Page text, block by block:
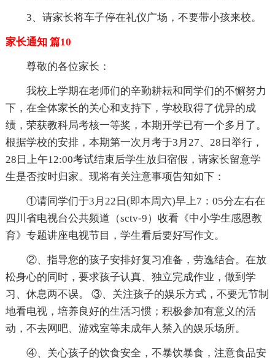
3、请家长将车子停在礼仪广场，不要带小孩来校。
家长通知 篇10
尊敬的各位家长：
我校上学期在老师们的辛勤耕耘和同学们的不懈努力
下，在全体家长的关心和支持下，学校取得了优异的成
绩，荣获教科局考核一等奖，本期开学已有一个多月了。
根据学校的安排，本期第一次月考于3月27、28日举行，
28日上午12:00考试结束后学生放归宿假，请家长留意学
生是否按时归家。现将有关注意事项告知如下：
①请同学们于3月22日(即本周六)早上7：05分左右在
四川省电视台公共频道（sctv-9）收看《中小学生感恩教
育》专题讲座电视节目，学生看后要好写作文。
②、指导您的孩子安排好复习准备，劳逸结合。在放
松身心的同时，要求孩子认真、独立完成作业，做到学
习、休息两不误。 ③、关注孩子的娱乐方式，不要无节制
地看电视，培养良好的生活习惯；积极参加有意义的活
动，不去网吧、游戏室等未成年人禁入的娱乐场所。
④、关心孩子的饮食安全，不暴饮暴食，注意食品安